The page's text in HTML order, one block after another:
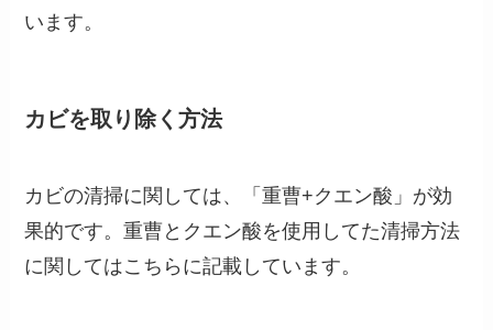
います。
カビを取り除く方法
カビの清掃に関しては、 「重曹+クエン酸」 が効
果的です。重曹とクエン酸を使用してた清掃方法
に関してはこちらに記載しています。